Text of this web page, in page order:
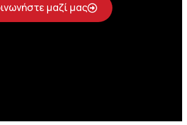
μαζί μας